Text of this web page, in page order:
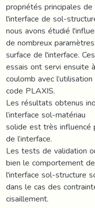
propriétés principales de
l'interface de sol-
nous avons étudié
de nombreux
surface de l'interface. Ces
essais ont servi ensuite
coulomb avec
code PLAXIS.
Les résultats obtenus
l’interface sol-matériau
solide est très
de l’interface.
Les tests de validation
bien le comportement de
l'interface sol-structure
dans le cas des
cisaillement.